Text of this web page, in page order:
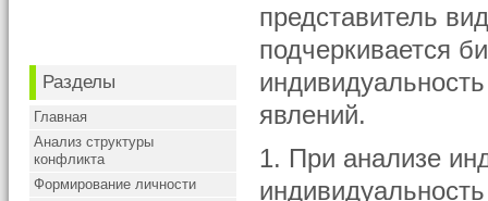
Разделы
Главная
Анализ структуры
конфликта
Формирование личности
представитель
подчеркивается
явлений.
1. При анализе